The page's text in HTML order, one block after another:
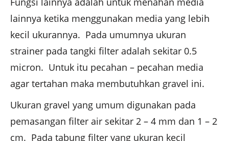
lainnya ketika menggunakan media yang lebih
kecil ukurannya. Pada umumnya ukuran
strainer pada tangki filter adalah sekitar 0.5
micron. Untuk itu pecahan – pecahan media
agar tertahan maka membutuhkan gravel ini.
Ukuran gravel yang umum digunakan pada
pemasangan filter air sekitar 2 – 4 mm dan 1 – 2
cm. Pada tabung filter yang ukuran kecil